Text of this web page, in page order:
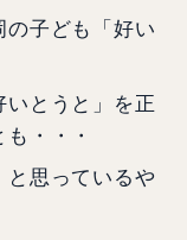
の子ども「好い
いとうと」を正
・・・
と思っているや